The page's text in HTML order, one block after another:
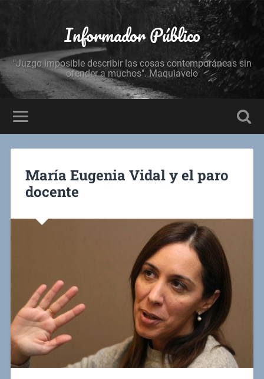
Informador Público
"Juzgo imposible describir las cosas contemporáneas sin
ofender a muchos". Maquiavelo
María Eugenia Vidal y el paro
docente